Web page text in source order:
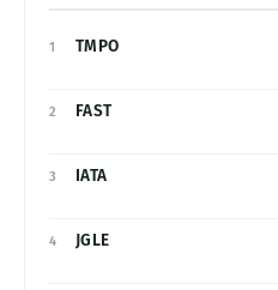
1 TMPO
2 FAST
3 IATA
4 JGLE